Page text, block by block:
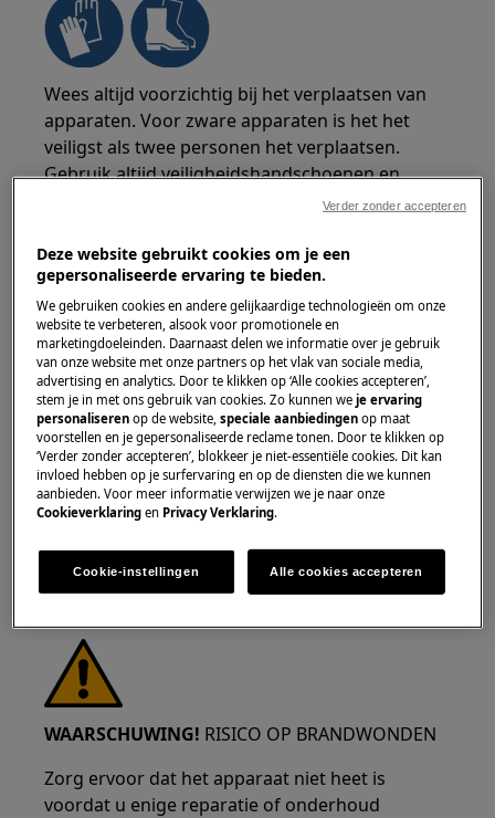
Wees altijd voorzichtig bij het verplaatsen van
apparaten. Voor zware apparaten is het het
veiligst als twee personen het verplaatsen.
Gebruik altijd veiligheidshandschoenen en
veiligheidsschoenen. Draag te allen tijde
tegen snijwonden door scherpe randen.
WAARSCHUWING!GEVAAR VOOR OOGLETSEL
herstelwerkzaamheden uitvoert waarbij veren
betrokken zijn.
WAARSCHUWING! RISICO OP BRANDWONDEN
Zorg ervoor dat het apparaat niet heet is
voordat u enige reparatie of onderhoud
Deze website gebruikt cookies om je een
gepersonaliseerde ervaring te bieden.
We gebruiken cookies en andere gelijkaardige technologieën om onze
website te verbeteren, alsook voor promotionele en
marketingdoeleinden. Daarnaast delen we informatie over je gebruik
van onze website met onze partners op het vlak van sociale media,
advertising en analytics. Door te klikken op ‘Alle cookies accepteren’,
stem je in met ons gebruik van cookies. Zo kunnen weje ervaring
personaliseren op de website,speciale aanbiedingen op maat
voorstellen en je gepersonaliseerde reclame tonen. Door te klikken op
‘Verder zonder accepteren’, blokkeer je niet-essentiële cookies. Dit kan
invloed hebben op je surfervaring en op de diensten die we kunnen
aanbieden. Voor meer informatie verwijzen we je naar onze
Cookieverklaring en Privacy Verklaring.
Cookie-instellingen Alle cookies accepteren
Verder zonder accepteren